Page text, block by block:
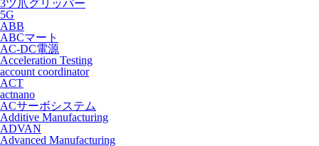
3ツ爪グリッパー
5G
ABB
ABCマート
AC-DC電源
Acceleration Testing
account coordinator
ACT
actnano
ACサーボシステム
Additive Manufacturing
ADVAN
Advanced Manufacturing